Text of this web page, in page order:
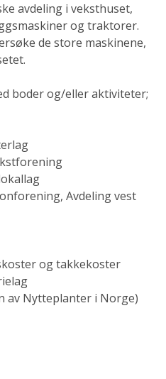
avdeling i veksthuset,
og traktorer.
de store maskinene,
boder og/eller aktiviteter;
Avdeling vest
og takkekoster
av Nytteplanter i Norge)